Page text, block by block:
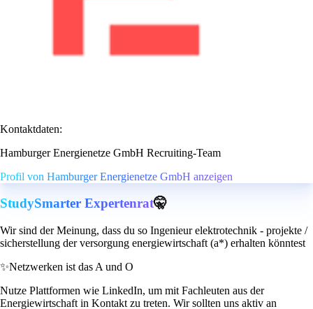
Kontaktdaten:
Hamburger Energienetze GmbH Recruiting-Team
Profil von Hamburger Energienetze GmbH anzeigen
StudySmarter Expertenrat🤫
Wir sind der Meinung, dass du so Ingenieur elektrotechnik - projekte /
sicherstellung der versorgung energiewirtschaft (a*) erhalten könntest
✨Netzwerken ist das A und O
Nutze Plattformen wie LinkedIn, um mit Fachleuten aus der
Energiewirtschaft in Kontakt zu treten. Wir sollten uns aktiv an